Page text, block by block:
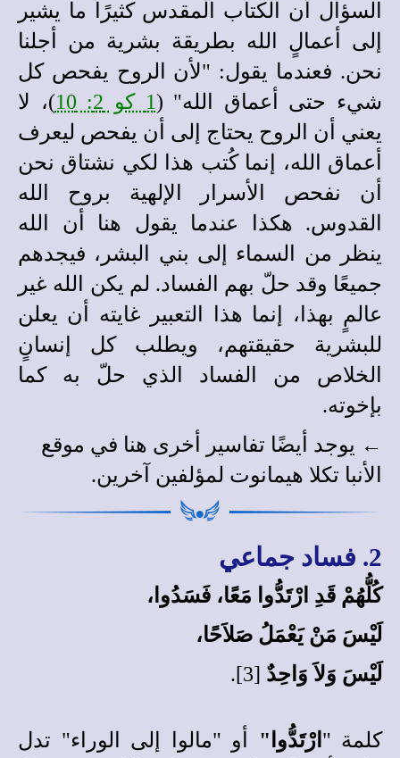
السؤال أن الكتاب المقدس كثيرًا ما يشير
إلى أعمالٍ الله بطريقة بشرية من أجلنا
نحن. فعندما يقول: "لأن الروح يفحص كل
شيء حتى أعماق الله" (1 كو 2: 10
)، لا
يعني أن الروح يحتاج إلى أن يفحص ليعرف
أعماق الله، إنما كُتب هذا لكي نشتاق نحن
أن نفحص الأسرار الإلهية بروح الله
القدوس. هكذا عندما يقول هنا أن الله
ينظر من السماء إلى بني البشر، فيجدهم
جميعًا وقد حلّ بهم الفساد. لم يكن الله غير
عالمٍ بهذا، إنما هذا التعبير غايته أن يعلن
للبشرية حقيقتهم، ويطلب كل إنسانٍ
الخلاص من الفساد الذي حلّ به كما
بإخوته.
← يوجد أيضًا تفاسير أخرى هنا في موقع
الأنبا تكلا هيمانوت لمؤلفين آخرين.
2. فساد جماعي
كُلُّهُمْ قَدِ ارْتَدُّوا مَعًا، فَسَدُوا،
لَيْسَ مَنْ يَعْمَلُ صَلاَحًا،
لَيْسَ وَلاَ وَاحِدٌ [3].
كلمة " ارْتَدُّوا" أو "مالوا إلى الوراء" تدل